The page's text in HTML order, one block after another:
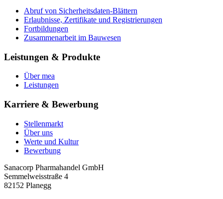
Abruf von Sicherheitsdaten-Blättern
Erlaubnisse, Zertifikate und Registrierungen
Fortbildungen
Zusammenarbeit im Bauwesen
Leistungen & Produkte
Über mea
Leistungen
Karriere & Bewerbung
Stellenmarkt
Über uns
Werte und Kultur
Bewerbung
Sanacorp Pharmahandel GmbH
Semmelweisstraße 4
82152 Planegg